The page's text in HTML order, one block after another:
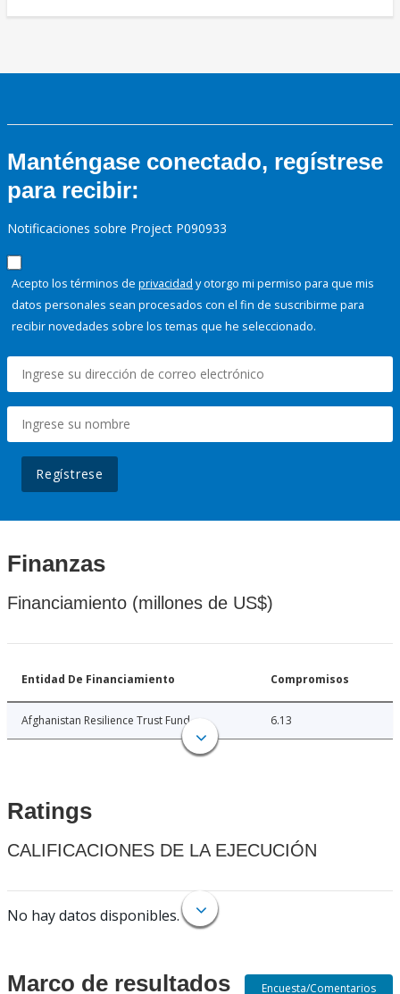
Manténgase conectado, regístrese
para recibir:
Notificaciones sobre Project P090933
Acepto los términos de privacidad y otorgo mi permiso para que mis
datos personales sean procesados con el fin de suscribirme para
recibir novedades sobre los temas que he seleccionado.
Regístrese
Finanzas
Financiamiento (millones de US$)
Entidad De Financiamiento Compromisos
Afghanistan Resilience Trust Fund 6.13
Ratings
CALIFICACIONES DE LA EJECUCIÓN
No hay datos disponibles.
Marco de resultados Encuesta/Comentarios